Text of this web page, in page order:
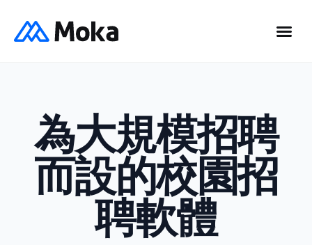
為大規模招聘
而設的校園招
聘軟體